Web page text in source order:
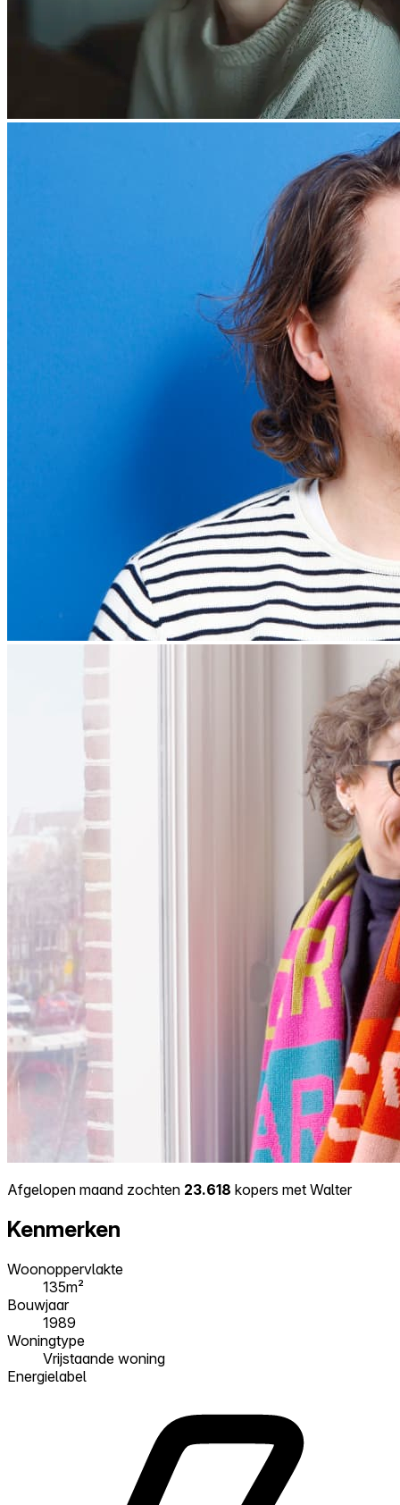
Afgelopen maand zochten 23.618 kopers met Walter
Kenmerken
Woonoppervlakte
135m²
Bouwjaar
1989
Woningtype
Vrijstaande woning
Energielabel